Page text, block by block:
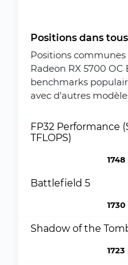
Positions dans
Positions communes
Radeon RX 5700 OC
benchmarks
avec d'autres
FP32 Performance
TFLOPS)
Battlefield 5
Shadow of the